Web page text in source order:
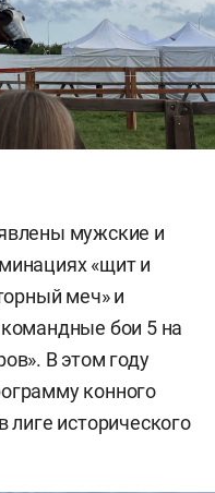
мужские и
«щит и
меч» и
бои 5 на
В этом году
конного
лиге исторического